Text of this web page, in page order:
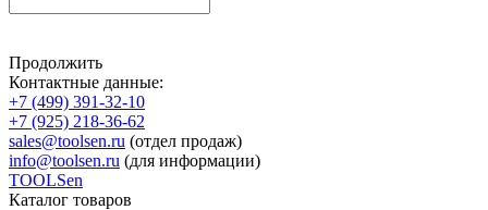
Продолжить
Контактные данные:
+7 (499) 391-32-10
+7 (925) 218-36-62
sales@toolsen.ru (отдел продаж)
info@toolsen.ru (для информации)
TOOLSen
Каталог товаров